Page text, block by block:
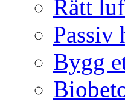
Rätt
Passiv
Bygg